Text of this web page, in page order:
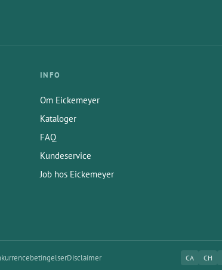
INFO
Om Eickemeyer
Kataloger
FAQ
Kundeservice
Job hos Eickemeyer
Disclaimer CA CH